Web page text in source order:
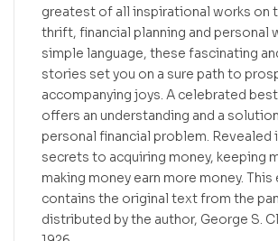
greatest of all inspirational works on
thrift, financial planning and personal
simple language, these fascinating
stories set you on a sure path to
accompanying joys. A celebrated
offers an understanding and a
personal financial problem. Revealed
secrets to acquiring money, keeping
making money earn more money.
contains the original text from the
distributed by the author, George S.